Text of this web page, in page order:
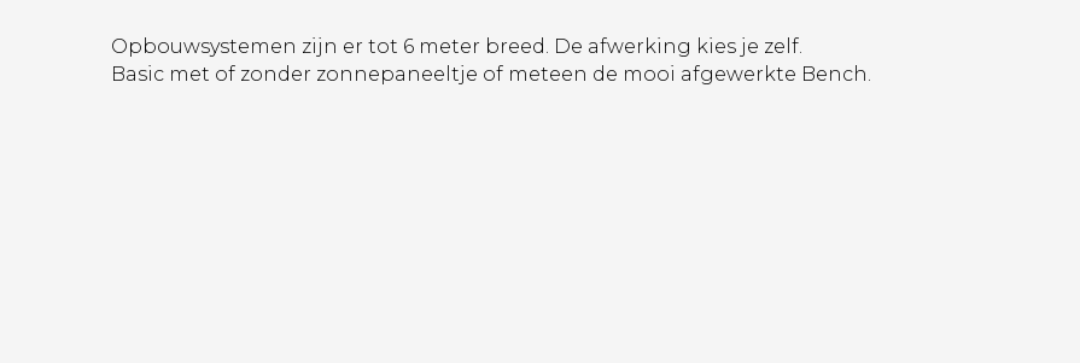
Opbouwsystemen zijn er tot 6 meter breed. De afwerking kies je zelf.
Basic met of zonder zonnepaneeltje of meteen de mooi afgewerkte Bench.